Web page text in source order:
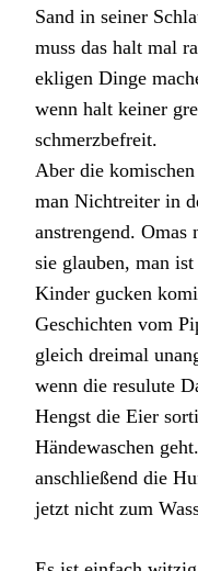
Sand in seiner
muss das halt mal
ekligen Dinge
wenn halt keiner
schmerzbefreit.
Aber die
man Nichtreiter in
anstrengend. Omas
sie glauben, man
Kinder gucken
Geschichten vom
gleich dreimal
wenn die resulute
Hengst die Eier
Händewaschen
anschließend die
jetzt nicht zum